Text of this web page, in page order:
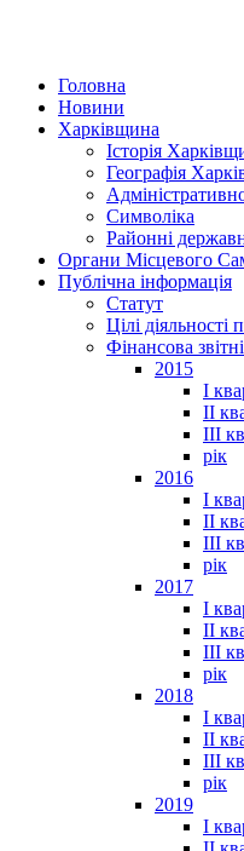
Головна
Новини
Харківщина
Історія
Географія
Символіка
Районні
Органи Місцевого
Публічна інформація
Статут
Цілі діяльності
Фінансова
2015
I
II
III
рік
2016
I
II
III
рік
2017
I
II
III
рік
2018
I
II
III
рік
2019
I